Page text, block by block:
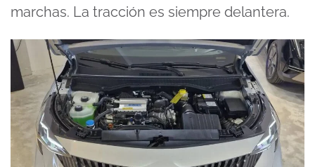
marchas. La tracción es siempre delantera.